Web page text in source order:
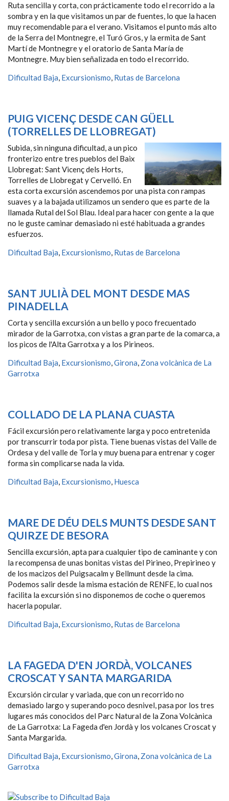
Ruta sencilla y corta, con prácticamente todo el recorrido a la
sombra y en la que visitamos un par de fuentes, lo que la hacen
muy recomendable para el verano. Visitamos el punto más alto
de la Serra del Montnegre, el Turó Gros, y la ermita de Sant
Martí de Montnegre y el oratorio de Santa María de
Montnegre. Muy bien señalizada en todo el recorrido.
Dificultad Baja, Excursionismo, Rutas de Barcelona
PUIG VICENÇ DESDE CAN GÜELL
(TORRELLES DE LLOBREGAT)
Subida, sin ninguna dificultad, a un pico
fronterizo entre tres pueblos del Baix
Llobregat: Sant Vicenç dels Horts,
Torrelles de Llobregat y Cervelló. En
esta corta excursión ascendemos por una pista con rampas
suaves y a la bajada utilizamos un sendero que es parte de la
llamada Rutal del Sol Blau. Ideal para hacer con gente a la que
no le guste caminar demasiado ni esté habituada a grandes
esfuerzos.
Dificultad Baja, Excursionismo, Rutas de Barcelona
SANT JULIÀ DEL MONT DESDE MAS
PINADELLA
Corta y sencilla excursión a un bello y poco frecuentado
mirador de la Garrotxa, con vistas a gran parte de la comarca, a
los picos de l'Alta Garrotxa y a los Pirineos.
Dificultad Baja, Excursionismo,Girona, Zona volcànica de La
Garrotxa
COLLADO DE LA PLANA CUASTA
Fácil excursión pero relativamente larga y poco entretenida
por transcurrir toda por pista. Tiene buenas vistas del Valle de
Ordesa y del valle de Torla y muy buena para entrenar y coger
forma sin complicarse nada la vida.
Dificultad Baja, Excursionismo, Huesca
MARE DE DÉU DELS MUNTS DESDE SANT
QUIRZE DE BESORA
Sencilla excursión, apta para cualquier tipo de caminante y con
la recompensa de unas bonitas vistas del Pirineo, Prepirineo y
de los macizos del Puigsacalm y Bellmunt desde la cima.
Podemos salir desde la misma estación de RENFE, lo cual nos
facilita la excursión si no disponemos de coche o queremos
hacerla popular.
Dificultad Baja, Excursionismo, Rutas de Barcelona
LA FAGEDA D'EN JORDÀ, VOLCANES
CROSCAT Y SANTA MARGARIDA
Excursión circular y variada, que con un recorrido no
demasiado largo y superando poco desnivel, pasa por los tres
lugares más conocidos del Parc Natural de la Zona Volcànica
de La Garrotxa: La Fageda d'en Jordà y los volcanes Croscat y
Santa Margarida.
Dificultad Baja, Excursionismo,Girona, Zona volcànica de La
Garrotxa